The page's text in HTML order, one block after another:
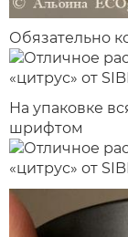
Обязательно
На упаковке
шрифтом